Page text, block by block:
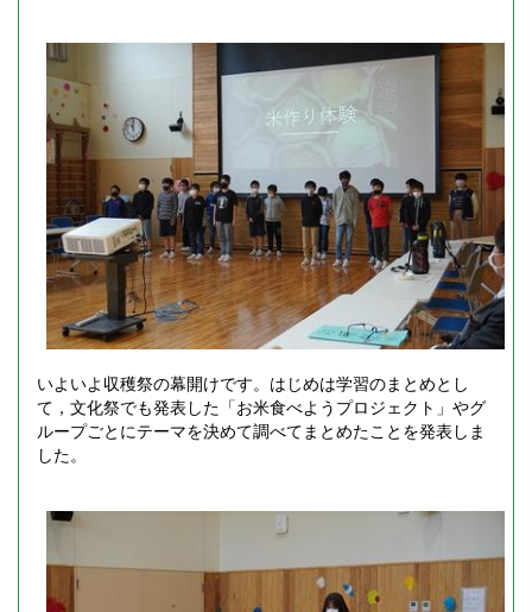
いよいよ収穫祭の幕開けです。はじめは学習のまとめとし
て，文化祭でも発表した「お米食べようプロジェクト」やグ
ループごとにテーマを決めて調べてまとめたことを発表しま
した。